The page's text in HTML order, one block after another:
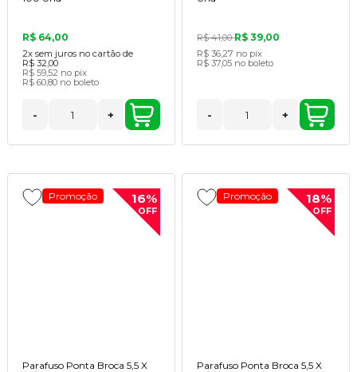
R$ 64,00
2x sem juros no cartão de
R$ 32,00
R$ 59,52 no pix
R$ 60,80 no boleto
- +
R$ 41,00R$ 39,00
R$ 36,27 no pix
R$ 37,05 no boleto
- +
Promoção 16%
OFF
Parafuso Ponta Broca 5,5 X
Promoção 18%
OFF
Parafuso Ponta Broca 5,5 X